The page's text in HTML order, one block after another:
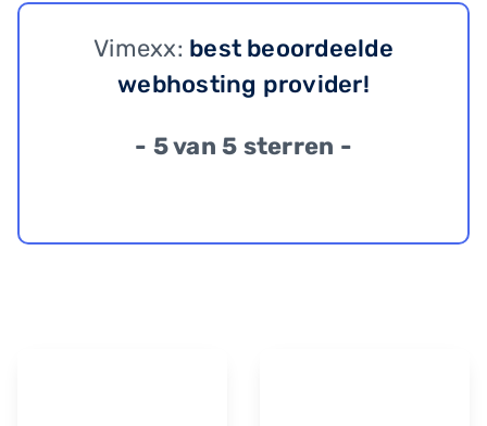
Vimexx: best beoordeelde
webhosting provider!
- 5 van 5 sterren -